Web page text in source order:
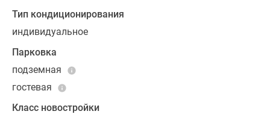
некоторых
планировках
предусмотрены
туалеты.
Площадь
жилья
Тип кондиционирования
индивидуальное
Парковка
подземная
гостевая
Класс новостройки